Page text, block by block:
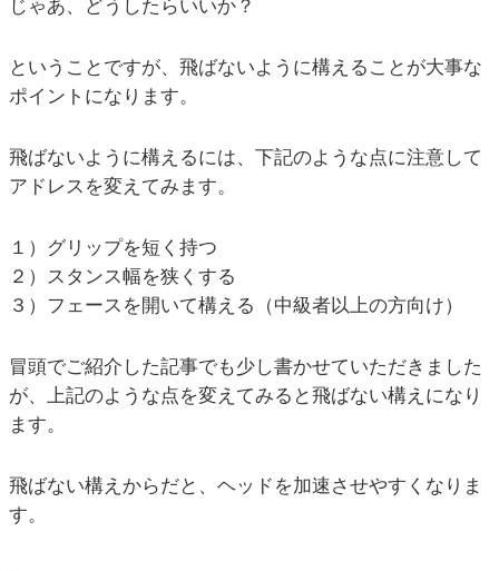
じゃあ、どうしたらいいか？
ということですが、飛ばないように構えることが大事な
ポイントになります。
飛ばないように構えるには、下記のような点に注意して
アドレスを変えてみます。
１）グリップを短く持つ
２）スタンス幅を狭くする
３）フェースを開いて構える（中級者以上の方向け）
冒頭でご紹介した記事でも少し書かせていただきました
が、上記のような点を変えてみると飛ばない構えになり
ます。
飛ばない構えからだと、ヘッドを加速させやすくなりま
す。